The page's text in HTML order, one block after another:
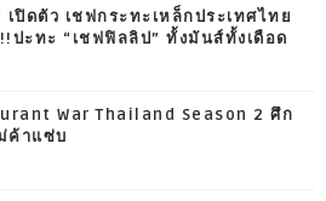
เปิดตัว เชฟกระทะเหล็กประเทศไทย
ปะทะ “เชฟฟิลลิป” ทั้งมันส์ทั้งเดือด
War Thailand Season 2 ศึก
ค้าแซ่บ